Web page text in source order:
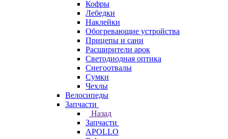
Кофры
Лебедки
Наклейки
Обогревающие устройства
Прицепы и сани
Расширители арок
Светодиодная оптика
Снегоотвалы
Сумки
Чехлы
Велосипеды
Запчасти
Назад
Запчасти
APOLLO